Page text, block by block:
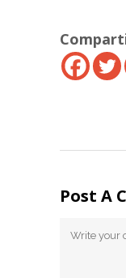
Post A